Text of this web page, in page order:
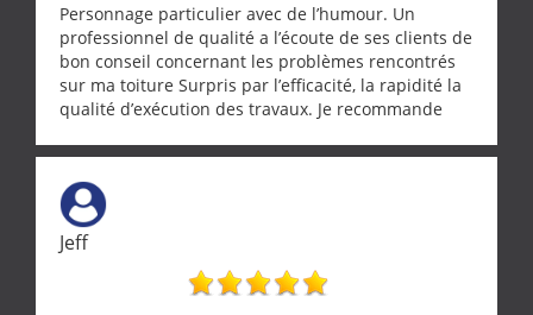
Personnage particulier avec de l’humour. Un
professionnel de qualité a l’écoute de ses clients de
bon conseil concernant les problèmes rencontrés
sur ma toiture Surpris par l’efficacité, la rapidité la
qualité d’exécution des travaux. Je recommande
Jeff